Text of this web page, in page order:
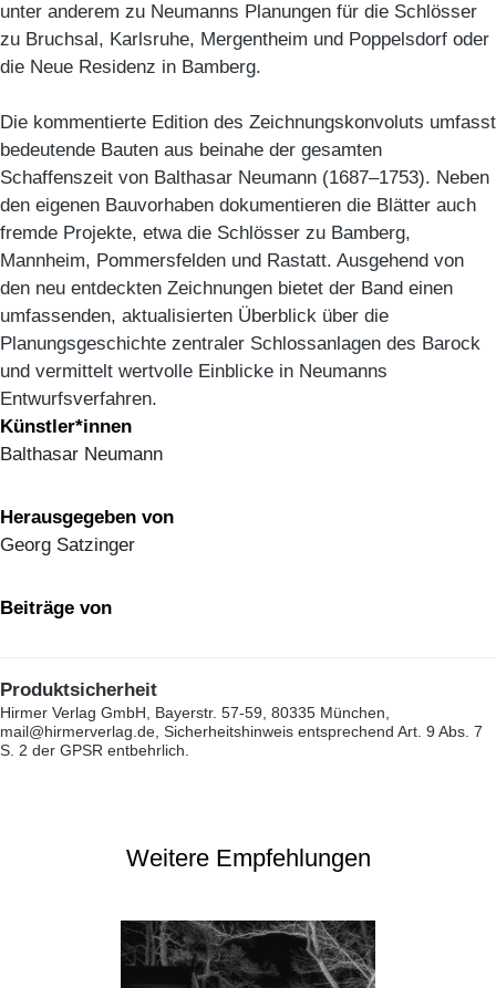
unter anderem zu Neumanns Planungen für die Schlösser
zu Bruchsal, Karlsruhe, Mergentheim und Poppelsdorf oder
die Neue Residenz in Bamberg.
Die kommentierte Edition des Zeichnungskonvoluts umfasst
bedeutende Bauten aus beinahe der gesamten
Schaffenszeit von Balthasar Neumann (1687–1753). Neben
den eigenen Bauvorhaben dokumentieren die Blätter auch
fremde Projekte, etwa die Schlösser zu Bamberg,
Mannheim, Pommersfelden und Rastatt. Ausgehend von
den neu entdeckten Zeichnungen bietet der Band einen
umfassenden, aktualisierten Überblick über die
Planungsgeschichte zentraler Schlossanlagen des Barock
und vermittelt wertvolle Einblicke in Neumanns
Entwurfsverfahren.
Künstler*innen
Balthasar Neumann
Herausgegeben von
Georg Satzinger
Beiträge von
Produktsicherheit
Hirmer Verlag GmbH, Bayerstr. 57-59, 80335 München,
mail@hirmerverlag.de, Sicherheitshinweis entsprechend Art. 9 Abs. 7
S. 2 der GPSR entbehrlich.
Weitere Empfehlungen